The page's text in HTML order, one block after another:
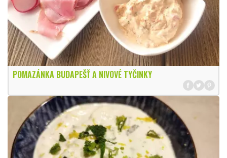
POMAZÁNKA BUDAPEŠŤ A NIVOVÉ TYČINKY